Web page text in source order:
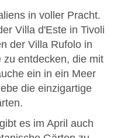
in voller Pracht.
Villa d'Este in Tivoli
der Villa Rufolo in
zu entdecken, die mit
ein in ein Meer
die einzigartige
es im April auch